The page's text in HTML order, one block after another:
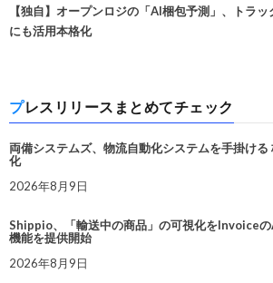
【独自】オープンロジの「AI梱包予測」、トラ
にも活用本格化
プレスリリースまとめてチェック
両備システムズ、物流自動化システムを手掛け
化
2026年8月9日
Shippio、「輸送中の商品」の可視化をInvoice
機能を提供開始
2026年8月9日